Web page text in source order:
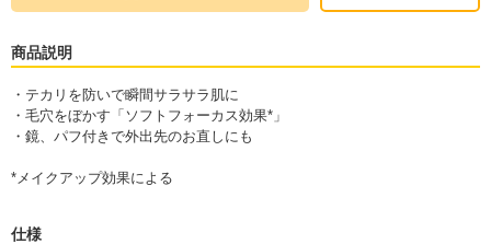
商品説明
・テカリを防いで瞬間サラサラ肌に
・毛穴をぼかす「ソフトフォーカス効果*」
・鏡、パフ付きで外出先のお直しにも
*メイクアップ効果による
仕様